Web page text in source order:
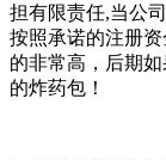
担有限责任,当公
按照承诺的注册
的非常高，后期
的炸药包！